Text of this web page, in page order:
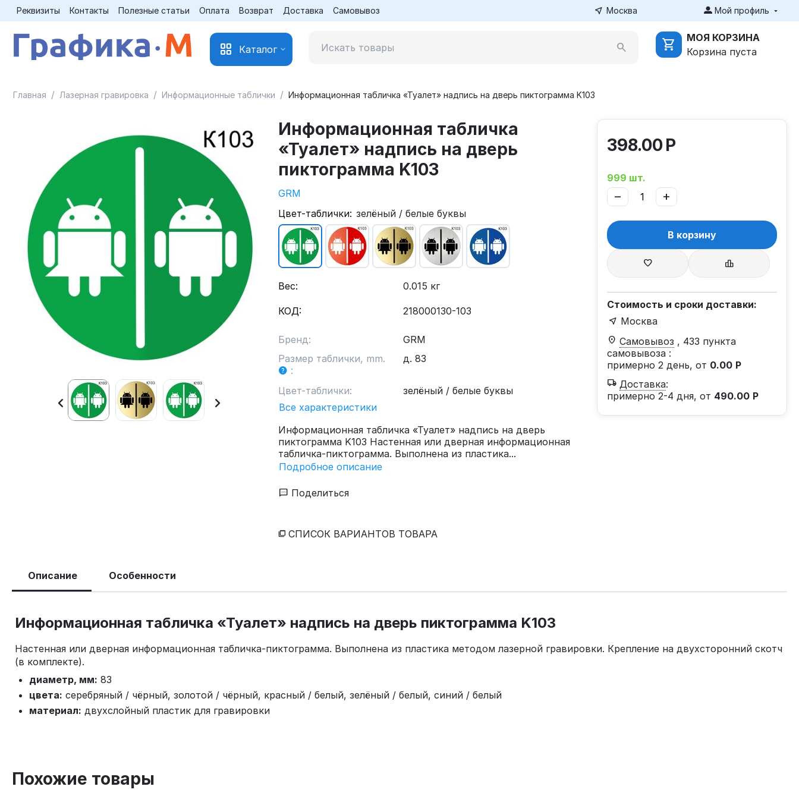
Реквизиты Контакты Полезные статьи Оплата Возврат Доставка Самовывоз Москва Мой профиль
Каталог
МОЯ КОРЗИНА
Корзина пуста
Главная / Лазерная гравировка / Информационные таблички / Информационная табличка «Туалет» надпись на дверь пиктограмма K103
Информационная табличка
«Туалет» надпись на дверь
пиктограмма K103
GRM
Цвет-таблички: зелёный / белые буквы
Вес: 0.015 кг
КОД: 218000130-103
Бренд:
GRM
Размер таблички, mm.
:
д. 83
Цвет-таблички:
зелёный / белые буквы
Все характеристики
Информационная табличка «Туалет» надпись на дверь
пиктограмма K103 Настенная или дверная информационная
табличка-пиктограмма. Выполнена из пластика...
Подробное описание
398.00Р
999 шт.
+
−
В корзину
Стоимость и сроки доставки:
Москва
Самовывоз , 433 пункта
самовывоза :
примерно 2 день, от 0.00 Р
Доставка:
примерно 2-4 дня, от 490.00 Р
Поделиться
СПИСОК ВАРИАНТОВ ТОВАРА
Описание Особенности
Информационная табличка «Туалет» надпись на дверь пиктограмма K103
Настенная или дверная информационная табличка-пиктограмма. Выполнена из пластика методом лазерной гравировки. Крепление на двухсторонний скотч
(в комплекте).
диаметр, мм: 83
цвета: серебряный / чёрный, золотой / чёрный, красный / белый, зелёный / белый, синий / белый
материал: двухслойный пластик для гравировки
Похожие товары